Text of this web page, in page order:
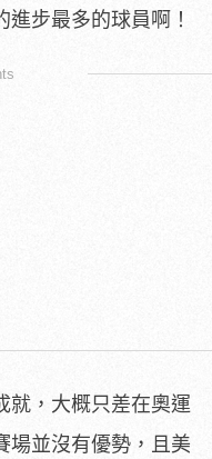
步最多的球員啊！
就，大概只差在奧運
場並沒有優勢，且美